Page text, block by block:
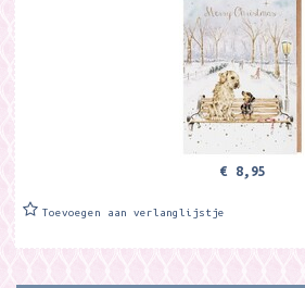
€ 8,95
Toevoegen aan verlanglijstje